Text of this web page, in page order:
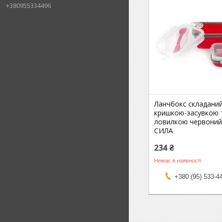
+380955334496
Ланчбокс
кришкою-засувкою
ловилкою
СИЛА
234 ₴
Немає в наявності
+380 (95) 533-